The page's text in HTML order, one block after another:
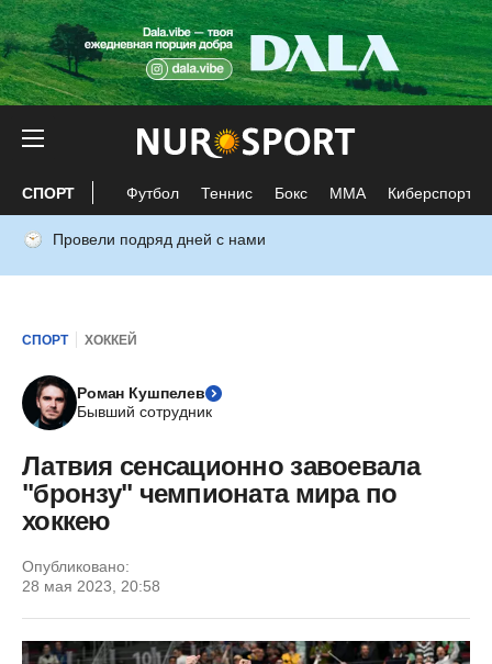
СПОРТ Футбол Теннис Бокс ММА Киберспорт
Провели подряд дней с нами
СПОРТ ХОККЕЙ
Роман Кушпелев
Бывший сотрудник
Латвия сенсационно завоевала
"бронзу" чемпионата мира по
хоккею
Опубликовано:
28 мая 2023, 20:58